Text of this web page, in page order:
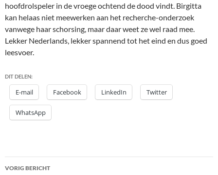
hoofdrolspeler in de vroege ochtend de dood vindt. Birgitta
kan helaas niet meewerken aan het recherche-onderzoek
vanwege haar schorsing, maar daar weet ze wel raad mee.
Lekker Nederlands, lekker spannend tot het eind en dus goed
leesvoer.
DIT DELEN:
E-mail Facebook LinkedIn Twitter
WhatsApp
Bericht
VORIG BERICHT